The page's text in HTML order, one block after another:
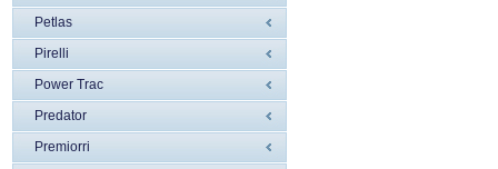
Petlas
Pirelli
Power Trac
Predator
Premiorri